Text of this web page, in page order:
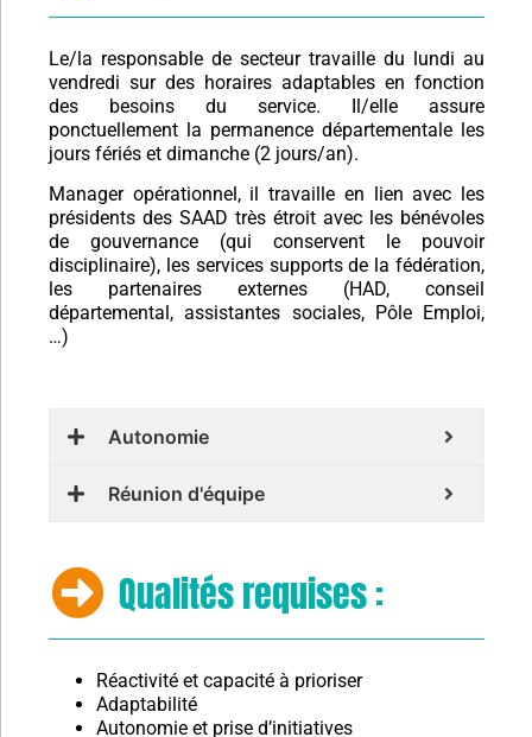
Le/la responsable de secteur travaille du lundi au
vendredi sur des horaires adaptables en fonction
des besoins du service. Il/elle assure
ponctuellement la permanence départementale les
jours fériés et dimanche (2 jours/an).
Manager opérationnel, il travaille en lien avec les
présidents des SAAD très étroit avec les bénévoles
de gouvernance (qui conservent le pouvoir
disciplinaire), les services supports de la fédération,
les partenaires externes (HAD, conseil
départemental, assistantes sociales, Pôle Emploi,
…)
Autonomie
Réunion d'équipe
Qualités requises :
Réactivité et capacité à prioriser
Adaptabilité
Autonomie et prise d’initiatives